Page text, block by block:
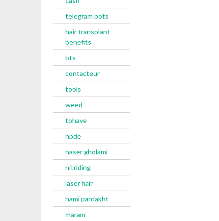
telegram bots
hair transplant
benefits
bts
contacteur
tools
weed
tohave
hpde
naser gholami
nitriding
laser hair
hami pardakht
maram